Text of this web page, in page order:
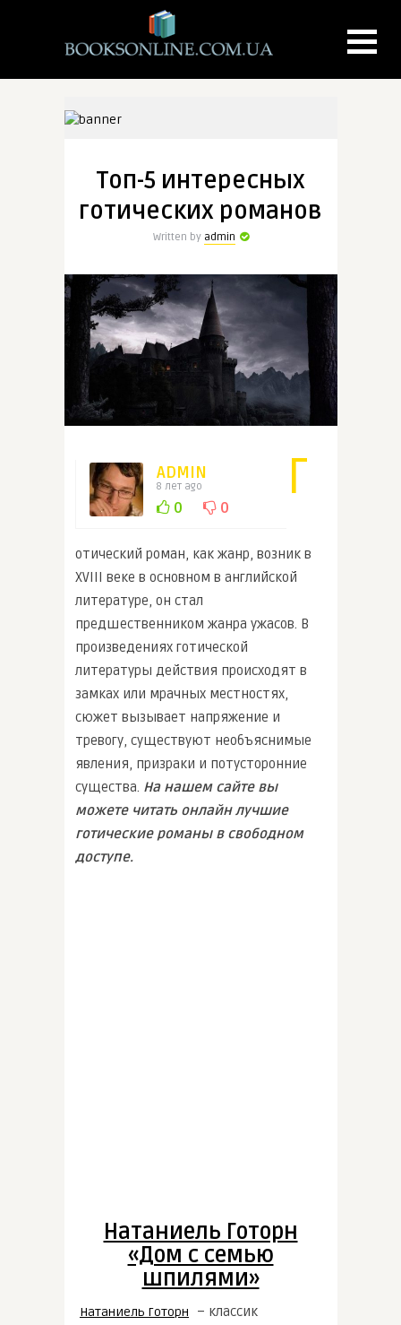
Топ-5 интересных
готических романов
Written by admin
ADMIN
8 лет ago
0 0
Г
отический роман, как жанр, возник в
XVIII веке в основном в английской
литературе, он стал
предшественником жанра ужасов. В
произведениях готической
литературы действия происходят в
замках или мрачных местностях,
сюжет вызывает напряжение и
тревогу, существуют необъяснимые
явления, призраки и потусторонние
существа. На нашем сайте вы
можете читать онлайн лучшие
готические романы в свободном
доступе.
Натаниель Готорн
«Дом с семью
шпилями»
Натаниель Готорн
– классик